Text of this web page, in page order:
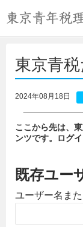
東京青
2024年08月18日
ここから先は、
ンツです。ログ
既存ユー
ユーザー名ま